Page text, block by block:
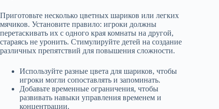
Приготовьте несколько цветных шариков или легких
мячиков. Установите правило: игроки должны
перетаскивать их с одного края комнаты на другой,
стараясь не уронить. Стимулируйте детей на создание
различных препятствий для повышения сложности.
Используйте разные цвета для шариков, чтобы
игроки могли сопоставлять и запоминать.
Добавьте временные ограничения, чтобы
развивать навыки управления временем и
концентрации.